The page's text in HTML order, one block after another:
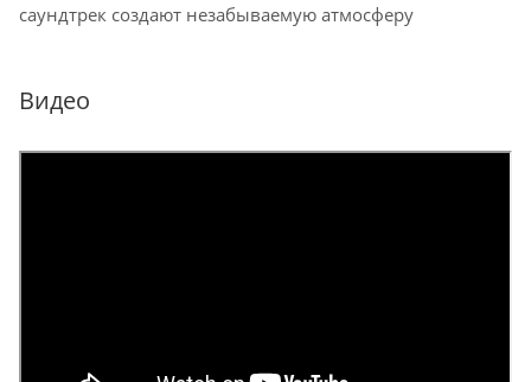
саундтрек создают незабываемую атмосферу
Видео